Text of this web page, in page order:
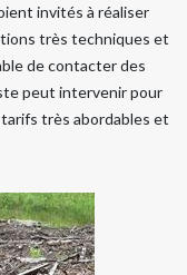
invités à réaliser
très techniques et
de contacter des
peut intervenir pour
très abordables et